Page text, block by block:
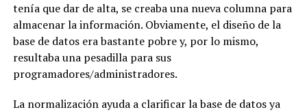
tenía que dar de alta, se creaba una nueva columna para
almacenar la información. Obviamente, el diseño de la
base de datos era bastante pobre y, por lo mismo,
resultaba una pesadilla para sus
programadores/administradores.
La normalización ayuda a clarificar la base de datos ya